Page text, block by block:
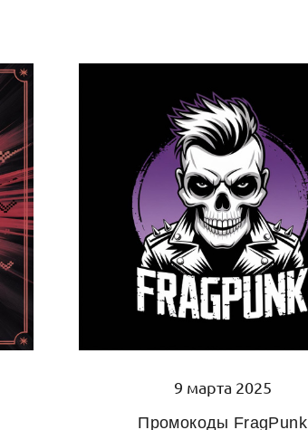
9 марта 2025
Промокоды FragPunk